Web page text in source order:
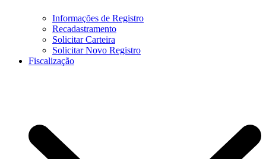
Informações de Registro
Recadastramento
Solicitar Carteira
Solicitar Novo Registro
Fiscalização